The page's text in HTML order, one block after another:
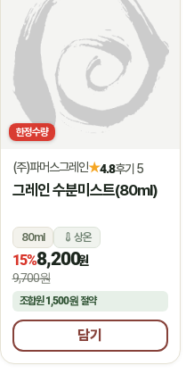
한정수량
(주)파머스그레인★4.8후기 5
그레인 수분미스트(80ml)
80ml 상온
15%8,200원
9,700원
조합원1,500원절약
담기